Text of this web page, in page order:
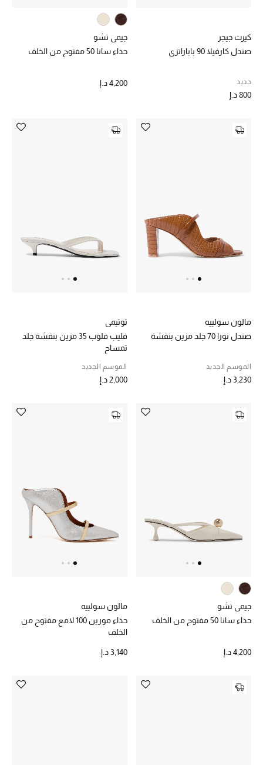
تسوقوا للرجال
الأطفال
عودة صغاركم للمدارس
الهدايا
ركن أناقة المنتجعات
هدايا للأطفال
مستلزمات الأطفال الرضع
مستلزمات المنزل
عرض جميع المنتجات
كيرت جيجر
صندل كارفيلا 90 باباراتزي
جديد
800 د.إ
جيمي تشو
حذاء سانا 50 مفتوح من الخلف
4,200 د.إ
مالون سولييه
صندل نورا 70 جلد مزين بنقشة
الموسم الجديد
3,230 د.إ
توتيمي
فليب فلوب 35 مزين بنقشة جلد
تمساح
الموسم الجديد
2,000 د.إ
جيمي تشو
حذاء سانا 50 مفتوح من الخلف
4,200 د.إ
مالون سولييه
حذاء مورين 100 لامع مفتوح من
الخلف
3,140 د.إ